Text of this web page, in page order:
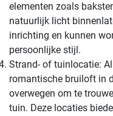
elementen zoals
natuurlijk licht
inrichting en kunnen
persoonlijke stijl.
Strand- of tuinlocatie:
romantische bruiloft in
overwegen om te
tuin. Deze locaties